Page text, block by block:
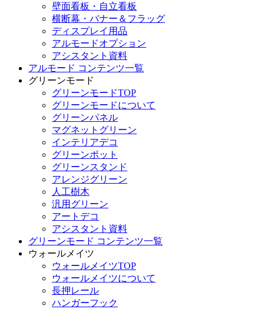
壁面看板・自立看板
横断幕・バナー＆フラッグ
ディスプレイ用品
アルモードオプション
アシスタント資料
アルモード コンテンツ一覧
グリーンモード
グリーンモードTOP
グリーンモードについて
グリーンパネル
マグネットグリーン
インテリアデコ
グリーンポット
グリーンスタンド
アレンジグリーン
人工樹木
汎用グリーン
アートデコ
アシスタント資料
グリーンモード コンテンツ一覧
ウォールメイツ
ウォールメイツTOP
ウォールメイツについて
長押レール
ハンガーフック